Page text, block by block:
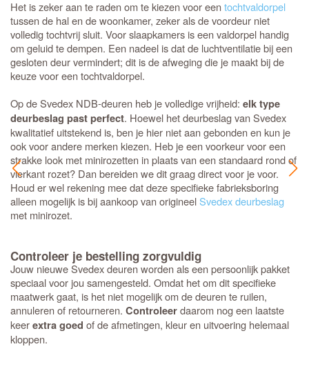
Het is zeker aan te raden om te kiezen voor eentochtvaldorpel
tussen de hal en de woonkamer, zeker als de voordeur niet
volledig tochtvrij sluit. Voor slaapkamers is een valdorpel handig
om geluid te dempen. Een nadeel is dat de luchtventilatie bij een
gesloten deur vermindert; dit is de afweging die je maakt bij de
keuze voor een tochtvaldorpel.
Op de Svedex NDB-deuren heb je volledige vrijheid: elk type
deurbeslag past perfect. Hoewel het deurbeslag van Svedex
kwalitatief uitstekend is, ben je hier niet aan gebonden en kun je
ook voor andere merken kiezen. Heb je een voorkeur voor een
strakke look met minirozetten in plaats van een standaard rond of
vierkant rozet? Dan bereiden we dit graag direct voor je voor.
Houd er wel rekening mee dat deze specifieke fabrieksboring
alleen mogelijk is bij aankoop van origineelSvedex deurbeslag
met minirozet.
Controleer je bestelling zorgvuldig
Jouw nieuwe Svedex deuren worden als een persoonlijk pakket
speciaal voor jou samengesteld. Omdat het om dit specifieke
maatwerk gaat, is het niet mogelijk om de deuren te ruilen,
annuleren of retourneren. Controleerdaarom nog een laatste
keerextra goed of de afmetingen, kleur en uitvoering helemaal
kloppen.